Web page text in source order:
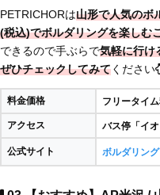
PETRICHORは山形で人気のボ
(税込)でボルダリングを楽しむ
できるので手ぶらで気軽に行け
ぜひチェックしてみてください
料金価格 フリータイ
アクセス バス停「イ
公式サイト ボルダリン